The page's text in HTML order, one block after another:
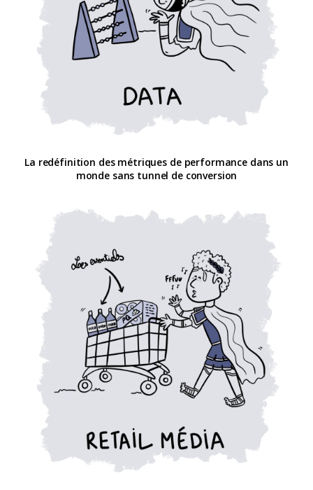
La redéfinition des métriques de performance dans un
monde sans tunnel de conversion